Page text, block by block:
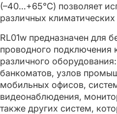
(–40…+65°C) позволяет
различных климатических
RL01w предназначен для
проводного подключения
различного
банкоматов, узлов
мобильных офисов,
видеонаблюдения,
также других систем,